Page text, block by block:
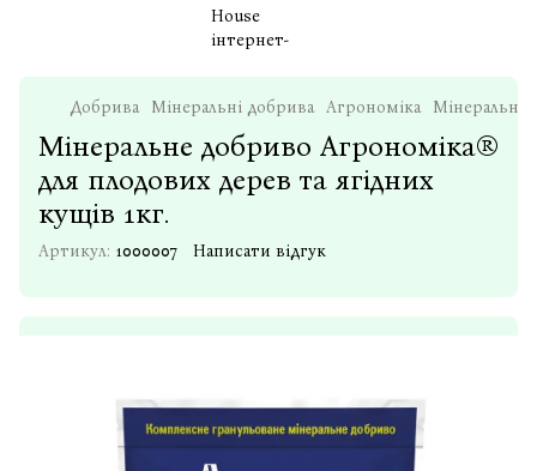
Добрива Мінеральні добрива Агрономіка Мінеральне
Мінеральне добриво Агрономіка®
для плодових дерев та ягідних
кущів 1кг.
Артикул: 1000007 Написати відгук